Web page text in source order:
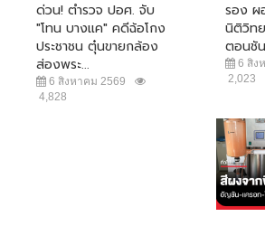
ด่วน! ตำรวจ ปอศ. จับ
"โทน บางแค" คดีฉ้อโกง
ประชาชน ตุ๋นขายกล้อง
ส่องพระ...
6 สิงหาคม 2569
4,828
รอง ผ
นิติวิท
ตอนชั
6 สิง
2,023